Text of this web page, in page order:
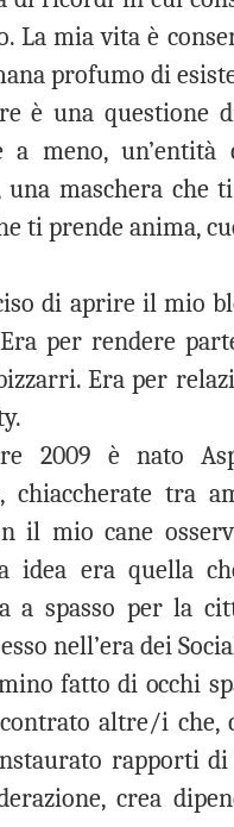
La mia vita è
profumo di
è una questione
a meno,
una maschera che
ti prende anima,
di aprire il mio
per rendere
Era per
2009 è nato
chiaccherate tra
il mio cane
idea era quella
a spasso per la
nell’era dei
fatto di occhi
altre/i che,
rapporti di
crea